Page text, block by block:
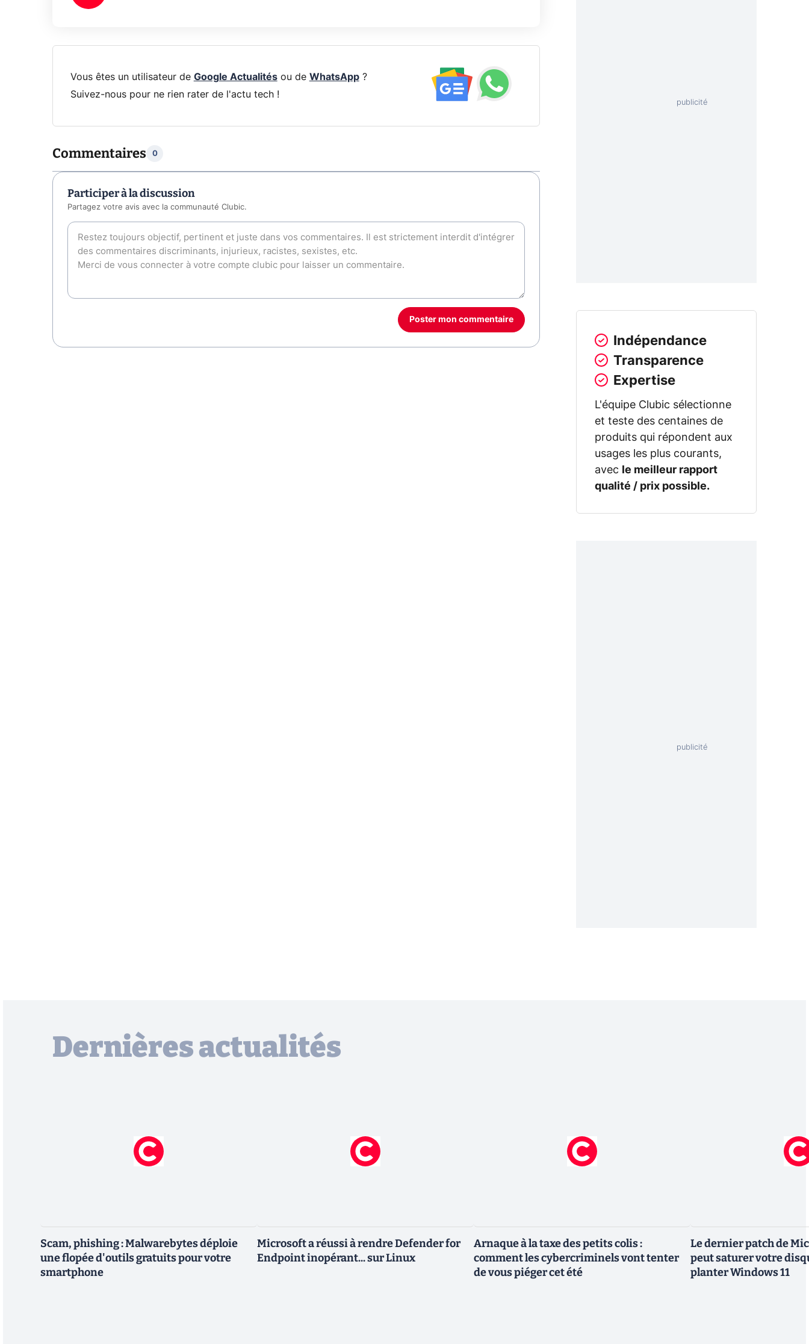
Vous êtes un utilisateur de Google Actualitésou de WhatsApp?
Suivez-nous pour ne rien rater de l'actu tech !
Commentaires 0
Participer à la discussion
Partagez votre avis avec la communauté Clubic.
Poster mon commentaire
Indépendance
Transparence
Expertise
L'équipe Clubic sélectionne
et teste des centaines de
produits qui répondent aux
usages les plus courants,
avec
le meilleur rapport
qualité / prix possible.
Dernières actualités
Scam, phishing : Malwarebytes déploie
une flopée d'outils gratuits pour votre
smartphone
Microsoft a réussi à rendre Defender for
Endpoint inopérant... sur Linux
Arnaque à la taxe des petits colis :
comment les cybercriminels vont tenter
de vous piéger cet été
Le dernier patch de
peut saturer votre
planter Windows 11